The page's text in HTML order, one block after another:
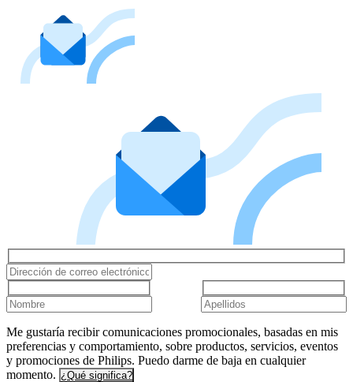
Me gustaría recibir comunicaciones promocionales, basadas en mis
preferencias y comportamiento, sobre productos, servicios, eventos
y promociones de Philips. Puedo darme de baja en cualquier
momento. ¿Qué significa?